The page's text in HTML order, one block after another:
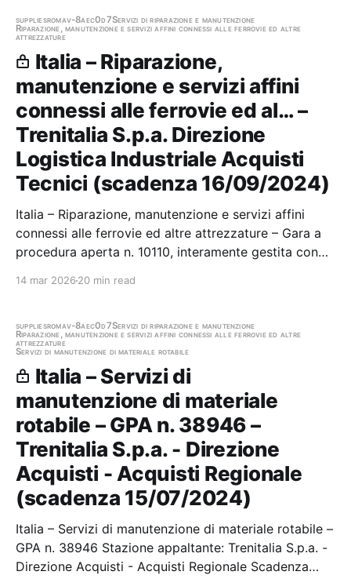
suppliesromav-8aec0d7Servizi di riparazione e manutenzione
Riparazione, manutenzione e servizi affini connessi alle ferrovie ed altre
attrezzature
Italia – Riparazione,
manutenzione e servizi affini
connessi alle ferrovie ed al… –
Trenitalia S.p.a. Direzione
Logistica Industriale Acquisti
Tecnici (scadenza 16/09/2024)
Italia – Riparazione, manutenzione e servizi affini
connessi alle ferrovie ed altre attrezzature – Gara a
procedura aperta n. 10110, interamente gestita con
14 mar 2026 20 min read
suppliesromav-8aec0d7Servizi di riparazione e manutenzione
Riparazione, manutenzione e servizi affini connessi alle ferrovie ed altre
attrezzature
Servizi di manutenzione di materiale rotabile
Italia – Servizi di
manutenzione di materiale
rotabile – GPA n. 38946 –
Trenitalia S.p.a. - Direzione
Acquisti - Acquisti Regionale
(scadenza 15/07/2024)
Italia – Servizi di manutenzione di materiale rotabile –
GPA n. 38946 Stazione appaltante: Trenitalia S.p.a. -
Direzione Acquisti - Acquisti Regionale Scadenza